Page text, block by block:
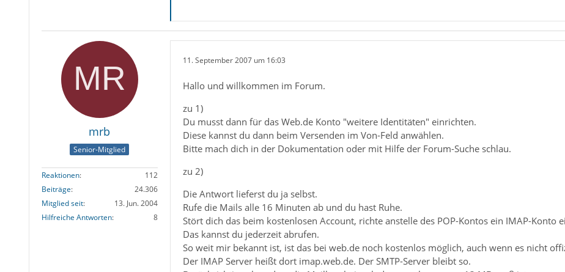
mrb
Senior-Mitglied
Reaktionen
112
Beiträge
24.306
Mitglied seit
13. Jun. 2004
Hilfreiche Antworten
8
11. September 2007 um 16:03
Hallo und willkommen im Forum.
zu 1)
Du musst dann für das Web.de Konto "weitere Identitäten" einrichten.
Diese kannst du dann beim Versenden im Von-Feld anwählen.
Bitte mach dich in der Dokumentation oder mit Hilfe der Forum-Suche schlau.
zu 2)
Die Antwort lieferst du ja selbst.
Rufe die Mails alle 16 Minuten ab und du hast Ruhe.
Stört dich das beim kostenlosen Account, richte anstelle des POP-Kontos ein IMAP-Konto
Das kannst du jederzeit abrufen.
So weit mir bekannt ist, ist das bei web.de noch kostenlos möglich, auch wenn es nicht
Der IMAP Server heißt dort imap.web.de. Der SMTP-Server bleibt so.